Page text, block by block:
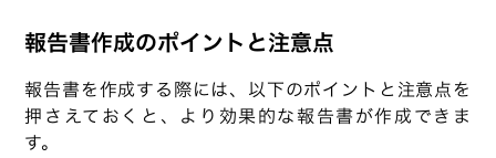
報告書作成のポイントと注意点
報告書を作成する際には、以下のポイントと注意点を
押さえておくと、より効果的な報告書が作成できま
す。